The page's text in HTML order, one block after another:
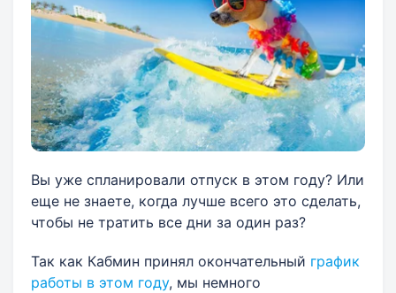
Вы уже спланировали отпуск в этом году? Или
еще не знаете, когда лучше всего это сделать,
чтобы не тратить все дни за один раз?
Так как Кабмин принял окончательный график
работы в этом году, мы немного